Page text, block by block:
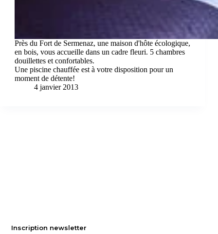
Près du Fort de Sermenaz, une maison d'hôte écologique,
en bois, vous accueille dans un cadre fleuri. 5 chambres
douillettes et confortables.
Une piscine chauffée est à votre disposition pour un
moment de détente!
4 janvier 2013
Inscription newsletter